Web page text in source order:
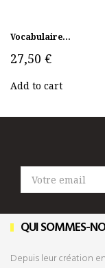
Vocabulaire...
27,50 €
Add to cart
QUI SOMMES-
Depuis leur création